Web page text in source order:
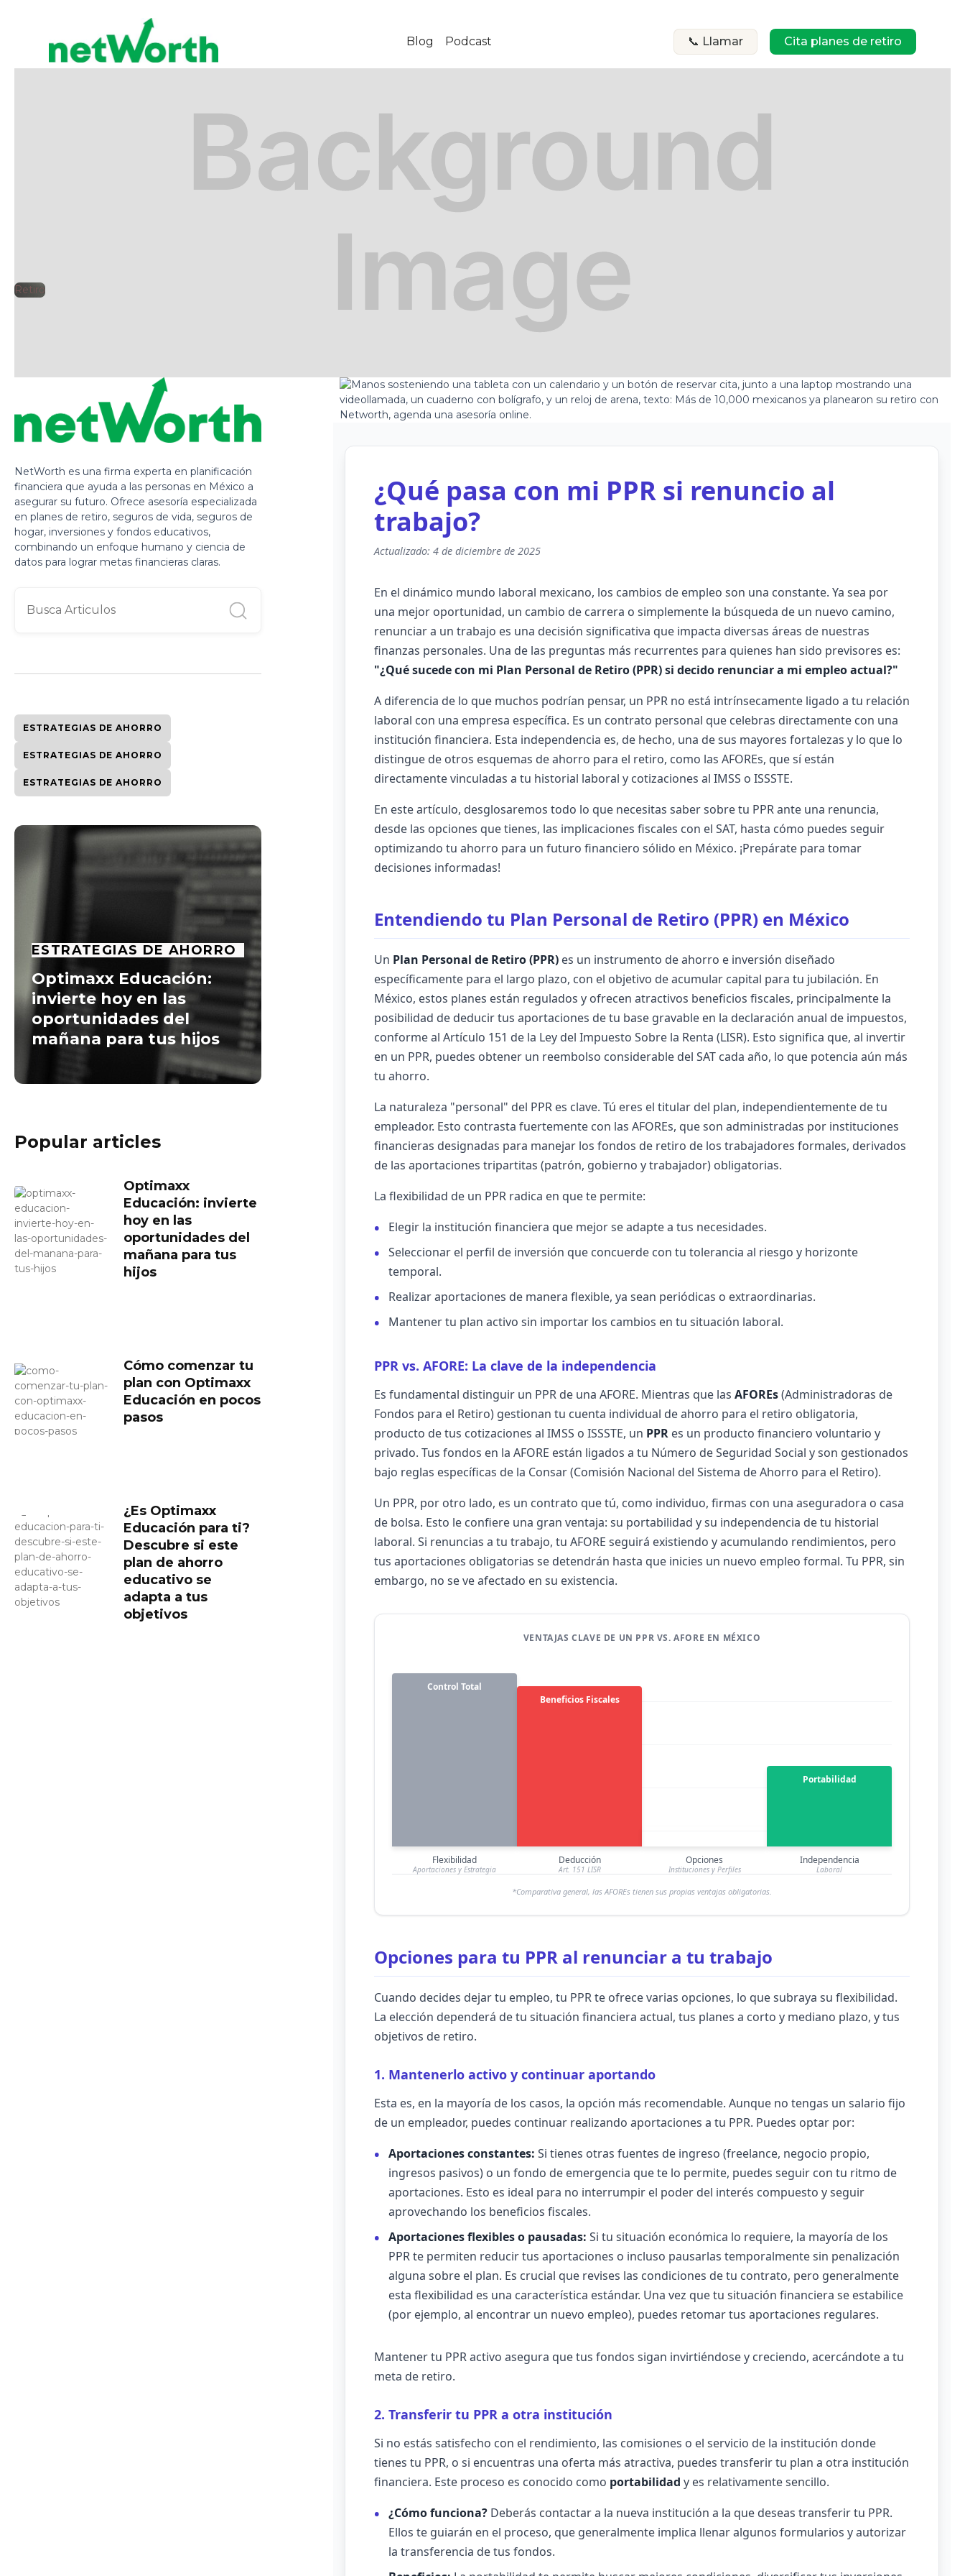
Blog Podcast 📞 Llamar Cita planes de retiro
Retiro
NetWorth es una firma experta en planificación
financiera que ayuda a las personas en México a
asegurar su futuro. Ofrece asesoría especializada
en planes de retiro, seguros de vida, seguros de
hogar, inversiones y fondos educativos,
combinando un enfoque humano y ciencia de
datos para lograr metas financieras claras.
ESTRATEGIAS DE AHORRO
ESTRATEGIAS DE AHORRO
ESTRATEGIAS DE AHORRO
ESTRATEGIAS DE AHORRO
Optimaxx Educación:
invierte hoy en las
oportunidades del
mañana para tus hijos
Popular articles
Optimaxx
Educación: invierte
hoy en las
oportunidades del
mañana para tus
hijos
Cómo comenzar tu
plan con Optimaxx
Educación en pocos
pasos
¿Es Optimaxx
Educación para ti?
Descubre si este
plan de ahorro
educativo se
adapta a tus
objetivos
¿Qué pasa con mi PPR si renuncio al
trabajo?
Actualizado: 4 de diciembre de 2025
En el dinámico mundo laboral mexicano, los cambios de empleo son una constante. Ya sea por
una mejor oportunidad, un cambio de carrera o simplemente la búsqueda de un nuevo camino,
renunciar a un trabajo es una decisión significativa que impacta diversas áreas de nuestras
finanzas personales. Una de las preguntas más recurrentes para quienes han sido previsores es:
"¿Qué sucede con mi Plan Personal de Retiro (PPR) si decido renunciar a mi empleo actual?"
A diferencia de lo que muchos podrían pensar, un PPR no está intrínsecamente ligado a tu relación
laboral con una empresa específica. Es un contrato personal que celebras directamente con una
institución financiera. Esta independencia es, de hecho, una de sus mayores fortalezas y lo que lo
distingue de otros esquemas de ahorro para el retiro, como las AFOREs, que sí están
directamente vinculadas a tu historial laboral y cotizaciones al IMSS o ISSSTE.
En este artículo, desglosaremos todo lo que necesitas saber sobre tu PPR ante una renuncia,
desde las opciones que tienes, las implicaciones fiscales con el SAT, hasta cómo puedes seguir
optimizando tu ahorro para un futuro financiero sólido en México. ¡Prepárate para tomar
decisiones informadas!
Entendiendo tu Plan Personal de Retiro (PPR) en México
Un Plan Personal de Retiro (PPR) es un instrumento de ahorro e inversión diseñado
específicamente para el largo plazo, con el objetivo de acumular capital para tu jubilación. En
México, estos planes están regulados y ofrecen atractivos beneficios fiscales, principalmente la
posibilidad de deducir tus aportaciones de tu base gravable en la declaración anual de impuestos,
conforme al Artículo 151 de la Ley del Impuesto Sobre la Renta (LISR). Esto significa que, al invertir
en un PPR, puedes obtener un reembolso considerable del SAT cada año, lo que potencia aún más
tu ahorro.
La naturaleza "personal" del PPR es clave. Tú eres el titular del plan, independientemente de tu
empleador. Esto contrasta fuertemente con las AFOREs, que son administradas por instituciones
financieras designadas para manejar los fondos de retiro de los trabajadores formales, derivados
de las aportaciones tripartitas (patrón, gobierno y trabajador) obligatorias.
La flexibilidad de un PPR radica en que te permite:
Elegir la institución financiera que mejor se adapte a tus necesidades.
Seleccionar el perfil de inversión que concuerde con tu tolerancia al riesgo y horizonte
temporal.
Realizar aportaciones de manera flexible, ya sean periódicas o extraordinarias.
Mantener tu plan activo sin importar los cambios en tu situación laboral.
PPR vs. AFORE: La clave de la independencia
Es fundamental distinguir un PPR de una AFORE. Mientras que las AFOREs(Administradoras de
Fondos para el Retiro) gestionan tu cuenta individual de ahorro para el retiro obligatoria,
producto de tus cotizaciones al IMSS o ISSSTE, un PPR es un producto financiero voluntario y
privado. Tus fondos en la AFORE están ligados a tu Número de Seguridad Social y son gestionados
bajo reglas específicas de la Consar (Comisión Nacional del Sistema de Ahorro para el Retiro).
Un PPR, por otro lado, es un contrato que tú, como individuo, firmas con una aseguradora o casa
de bolsa. Esto le confiere una gran ventaja: su portabilidad y su independencia de tu historial
laboral. Si renuncias a tu trabajo, tu AFORE seguirá existiendo y acumulando rendimientos, pero
tus aportaciones obligatorias se detendrán hasta que inicies un nuevo empleo formal. Tu PPR, sin
embargo, no se ve afectado en su existencia.
VENTAJAS CLAVE DE UN PPR VS. AFORE EN MÉXICO
Control Total
Flexibilidad
Aportaciones y Estrategia
Beneficios Fiscales
Deducción
Art. 151 LISR
Opciones
Instituciones y Perfiles
Portabilidad
Independencia
Laboral
*Comparativa general, las AFOREs tienen sus propias ventajas obligatorias.
Opciones para tu PPR al renunciar a tu trabajo
Cuando decides dejar tu empleo, tu PPR te ofrece varias opciones, lo que subraya su flexibilidad.
La elección dependerá de tu situación financiera actual, tus planes a corto y mediano plazo, y tus
objetivos de retiro.
1. Mantenerlo activo y continuar aportando
Esta es, en la mayoría de los casos, la opción más recomendable. Aunque no tengas un salario fijo
de un empleador, puedes continuar realizando aportaciones a tu PPR. Puedes optar por:
Aportaciones constantes: Si tienes otras fuentes de ingreso (freelance, negocio propio,
ingresos pasivos) o un fondo de emergencia que te lo permite, puedes seguir con tu ritmo de
aportaciones. Esto es ideal para no interrumpir el poder del interés compuesto y seguir
aprovechando los beneficios fiscales.
Aportaciones flexibles o pausadas: Si tu situación económica lo requiere, la mayoría de los
PPR te permiten reducir tus aportaciones o incluso pausarlas temporalmente sin penalización
alguna sobre el plan. Es crucial que revises las condiciones de tu contrato, pero generalmente
esta flexibilidad es una característica estándar. Una vez que tu situación financiera se estabilice
(por ejemplo, al encontrar un nuevo empleo), puedes retomar tus aportaciones regulares.
Mantener tu PPR activo asegura que tus fondos sigan invirtiéndose y creciendo, acercándote a tu
meta de retiro.
2. Transferir tu PPR a otra institución
Si no estás satisfecho con el rendimiento, las comisiones o el servicio de la institución donde
tienes tu PPR, o si encuentras una oferta más atractiva, puedes transferir tu plan a otra institución
financiera. Este proceso es conocido como portabilidad y es relativamente sencillo.
¿Cómo funciona? Deberás contactar a la nueva institución a la que deseas transferir tu PPR.
Ellos te guiarán en el proceso, que generalmente implica llenar algunos formularios y autorizar
la transferencia de tus fondos.